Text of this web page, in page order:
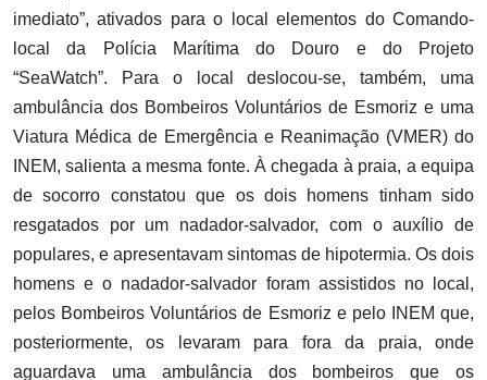
imediato”, ativados para o local elementos do Comando-
local da Polícia Marítima do Douro e do Projeto
“SeaWatch”. Para o local deslocou-se, também, uma
ambulância dos Bombeiros Voluntários de Esmoriz e uma
Viatura Médica de Emergência e Reanimação (VMER) do
INEM, salienta a mesma fonte. À chegada à praia, a equipa
de socorro constatou que os dois homens tinham sido
resgatados por um nadador-salvador, com o auxílio de
populares, e apresentavam sintomas de hipotermia. Os dois
homens e o nadador-salvador foram assistidos no local,
pelos Bombeiros Voluntários de Esmoriz e pelo INEM que,
posteriormente, os levaram para fora da praia, onde
aguardava uma ambulância dos bombeiros que os